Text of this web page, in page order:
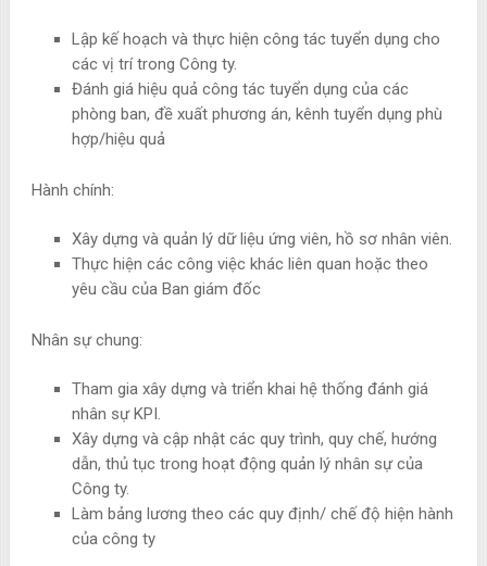
Lập kế hoạch và thực hiện công tác tuyển dụng cho
các vị trí trong Công ty.
Đánh giá hiệu quả công tác tuyển dụng của các
phòng ban, đề xuất phương án, kênh tuyển dụng phù
hợp/hiệu quả
Hành chính:
Xây dựng và quản lý dữ liệu ứng viên, hồ sơ nhân viên.
Thực hiện các công việc khác liên quan hoặc theo
yêu cầu của Ban giám đốc
Nhân sự chung:
Tham gia xây dựng và triển khai hệ thống đánh giá
nhân sự KPI.
Xây dựng và cập nhật các quy trình, quy chế, hướng
dẫn, thủ tục trong hoạt động quản lý nhân sự của
Công ty.
Làm bảng lương theo các quy định/ chế độ hiện hành
của công ty